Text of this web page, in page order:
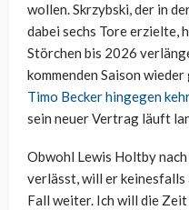
wollen. Skrzybski, der in
dabei sechs Tore erzielte,
Störchen bis 2026
kommenden Saison
Timo Becker hingegen
sein neuer Vertrag läuft
Obwohl Lewis Holtby
verlässt, will er keinesfalls
Fall weiter. Ich will die